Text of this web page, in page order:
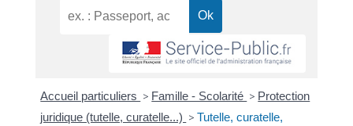
Accueil particuliers > Famille - Scolarité > Protection
juridique (tutelle, curatelle...) > Tutelle, curatelle,